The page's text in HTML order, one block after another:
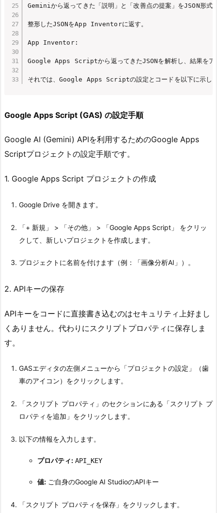
Geminiから返ってきた「説明」と「改善点の提案」をJSON形式
整形したJSONをApp Inventorに返す。
App Inventor:
Google Apps Scriptから返ってきたJSONを解析し、結果をア
それでは、Google Apps Scriptの設定とコードを以下に示し
Google Apps Script (GAS) の設定手順
Google AI (Gemini) APIを利用するためのGoogle Apps
Scriptプロジェクトの設定手順です。
1. Google Apps Script プロジェクトの作成
Google Drive を開きます。
「+ 新規」 > 「その他」 > 「Google Apps Script」 をクリッ
クして、新しいプロジェクトを作成します。
プロジェクトに名前を付けます（例：「画像分析AI」）。
2. APIキーの保存
APIキーをコードに直接書き込むのはセキュリティ上好まし
くありません。代わりにスクリプトプロパティに保存しま
す。
GASエディタの左側メニューから「プロジェクトの設定」（歯
車のアイコン）をクリックします。
「スクリプト プロパティ」のセクションにある「スクリプト プ
ロパティを追加」をクリックします。
以下の情報を入力します。
プロパティ: API_KEY
値: ご自身のGoogle AI StudioのAPIキー
「スクリプト プロパティを保存」をクリックします。